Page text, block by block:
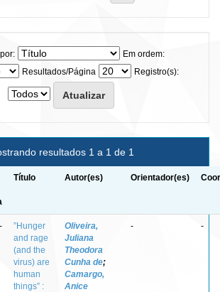
Em ordem:
Resultados/Página
Registro(s):
resultados 1 a 1 de 1
Título Autor(es) Orientador(es)
-
”Hunger
and rage
(and the
virus) are
human
things” :
Oliveira,
Juliana
Theodora
Cunha de;
Camargo,
Anice
- -